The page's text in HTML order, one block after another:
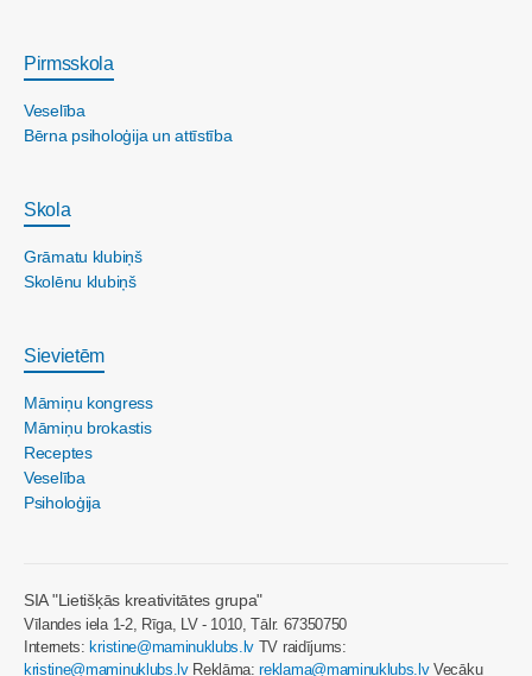
Pirmsskola
Veselība
Bērna psiholoģija un attīstība
Skola
Grāmatu klubiņš
Skolēnu klubiņš
Sievietēm
Māmiņu kongress
Māmiņu brokastis
Receptes
Veselība
Psiholoģija
SIA "Lietišķās kreativitātes grupa"
Vīlandes iela 1-2, Rīga, LV - 1010, Tālr. 67350750
Internets:kristine@maminuklubs.lv TV raidījums:
kristine@maminuklubs.lvReklāma:reklama@maminuklubs.lvVecāku